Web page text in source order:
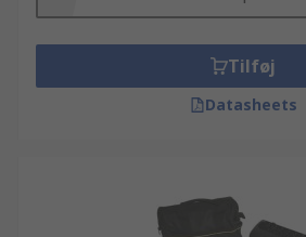
Tilføj
Datasheets